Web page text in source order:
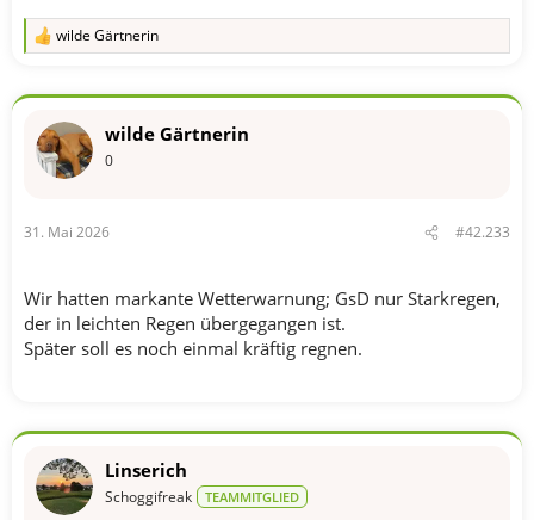
R
k
o
:
wilde Gärtnerin
wilde Gärtnerin
0
31. Mai 2026 #42.233
Wir hatten markante Wetterwarnung; GsD nur Starkregen,
der in leichten Regen übergegangen ist.
Später soll es noch einmal kräftig regnen.
Linserich
Schoggifreak TEAMMITGLIED